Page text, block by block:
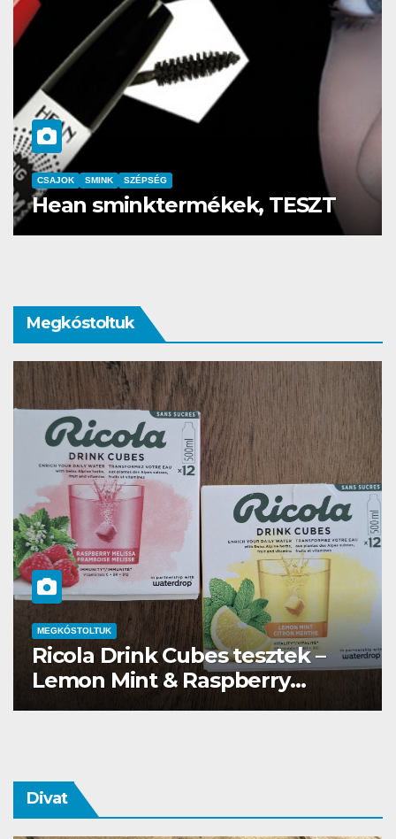
CSAJOK
Szemöldök laminálás-az meg
mi?
Megkóstoltuk
MEGKÓSTOLTUK
Waterdrop üdítő kapszula teszt
Divat